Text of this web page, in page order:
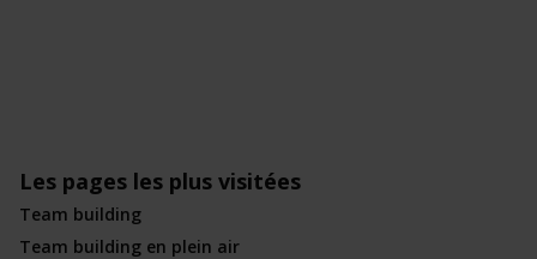
Les pages les plus visitées
Team building
Team building en plein air